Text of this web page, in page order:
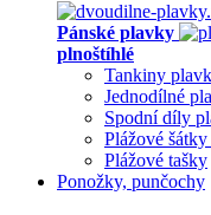
Pánské plavky
plnoštíhlé
Tankiny
Jednodílné
Spodní díly
Plážové šátky
Plážové tašky
Ponožky, punčochy